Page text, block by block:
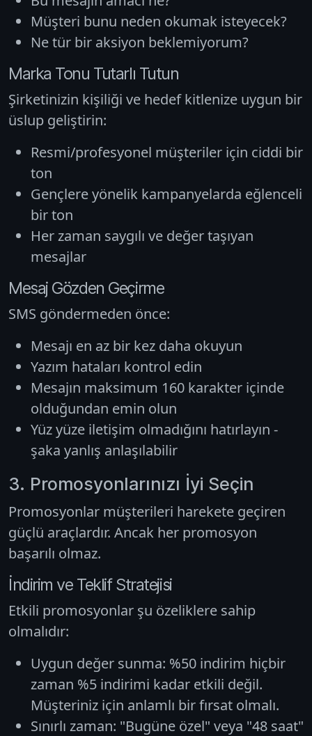
Müşteri bunu neden okumak isteyecek?
Ne tür bir aksiyon beklemiyorum?
Marka Tonu Tutarlı Tutun
Şirketinizin kişiliği ve hedef kitlenize uygun bir
üslup geliştirin:
Resmi/profesyonel müşteriler için ciddi bir
ton
Gençlere yönelik kampanyelarda eğlenceli
bir ton
Her zaman saygılı ve değer taşıyan
mesajlar
Mesaj Gözden Geçirme
SMS göndermeden önce:
Mesajı en az bir kez daha okuyun
Yazım hataları kontrol edin
Mesajın maksimum 160 karakter içinde
olduğundan emin olun
Yüz yüze iletişim olmadığını hatırlayın -
şaka yanlış anlaşılabilir
3. Promosyonlarınızı İyi Seçin
Promosyonlar müşterileri harekete geçiren
güçlü araçlardır. Ancak her promosyon
başarılı olmaz.
İndirim ve Teklif Stratejisi
Etkili promosyonlar şu özeliklere sahip
olmalıdır:
Uygun değer sunma: %50 indirim hiçbir
zaman %5 indirimi kadar etkili değil.
Müşteriniz için anlamlı bir fırsat olmalı.
Sınırlı zaman: "Bugüne özel" veya "48 saat"